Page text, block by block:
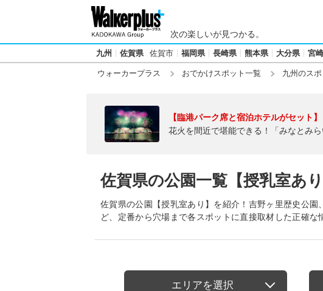
次の楽しいが見つかる。
九州 佐賀県 佐賀市 福岡県 長崎県 熊本県 大分県 宮
ウォーカープラス おでかけスポット一覧 九州のス
【臨港パーク席と宿泊ホテルがセット】
花火を間近で堪能できる！「みなとみ
佐賀県の公園一覧【授乳室あり
佐賀県の公園【授乳室あり】を紹介！吉野ヶ里歴史公
ど、定番から穴場まで各スポットに直接取材した正確な
エリアを選択